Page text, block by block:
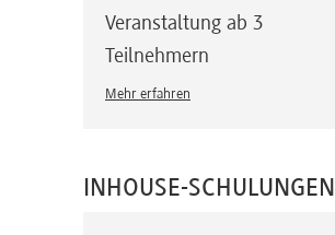
Veranstaltung ab 3
Teilnehmern
Mehr erfahren
INHOUSE-SCHULUNGEN